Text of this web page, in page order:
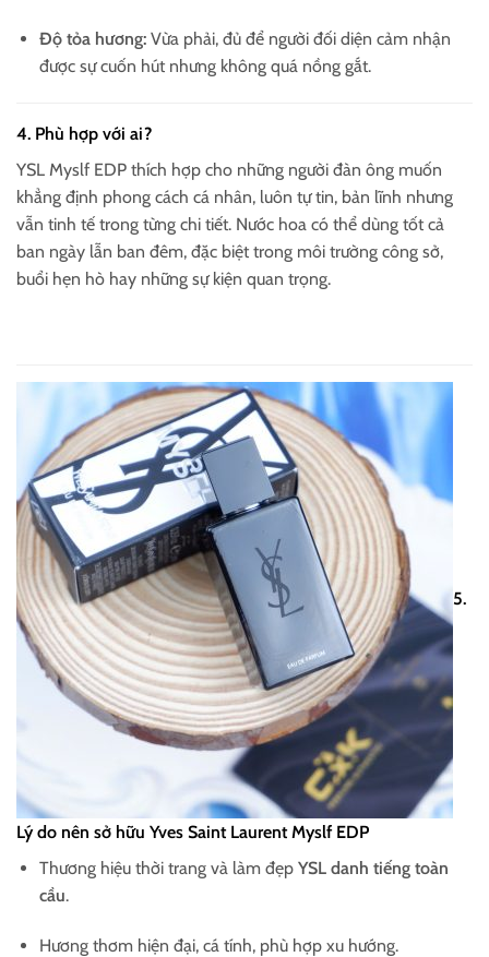
Độ tỏa hương:Vừa phải, đủ để người đối diện cảm nhận
được sự cuốn hút nhưng không quá nồng gắt.
4. Phù hợp với ai?
YSL Myslf EDP thích hợp cho những người đàn ông muốn
khẳng định phong cách cá nhân, luôn tự tin, bản lĩnh nhưng
vẫn tinh tế trong từng chi tiết. Nước hoa có thể dùng tốt cả
ban ngày lẫn ban đêm, đặc biệt trong môi trường công sở,
buổi hẹn hò hay những sự kiện quan trọng.
5.
Lý do nên sở hữu Yves Saint Laurent Myslf EDP
Thương hiệu thời trang và làm đẹp YSL danh tiếng toàn
cầu.
Hương thơm hiện đại, cá tính, phù hợp xu hướng.